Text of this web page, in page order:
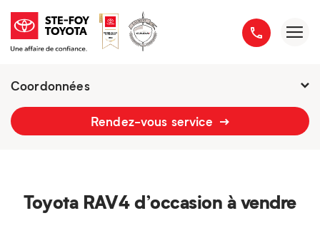
Coordonnées
7h - 18h
Rendez-vous service
Toyota RAV4 d’occasion à vendre